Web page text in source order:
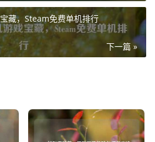
国内外玩家。
的不断完善以及网络技术的飞速发
台的体验要求也日益提高，Steam
的社交功能以及优质的游戏推荐机
手的角逐中具备一定优势,也为其
造了有利条件。
也面临着一些挑战，政策法规的监
藏，Steam免费单机排行
下一篇 »